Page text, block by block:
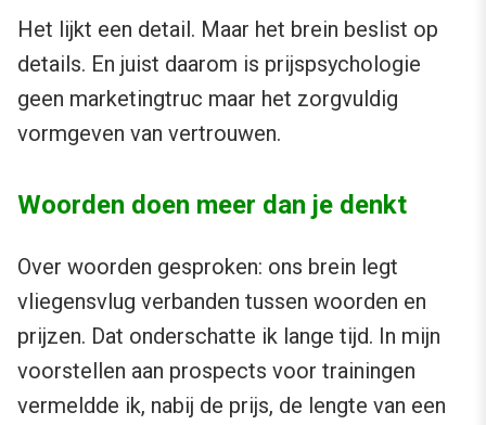
Het lijkt een detail. Maar het brein beslist op
details. En juist daarom is prijspsychologie
geen marketingtruc maar het zorgvuldig
vormgeven van vertrouwen.
Woorden doen meer dan je denkt
Over woorden gesproken: ons brein legt
vliegensvlug verbanden tussen woorden en
prijzen. Dat onderschatte ik lange tijd. In mijn
voorstellen aan prospects voor trainingen
vermeldde ik, nabij de prijs, de lengte van een